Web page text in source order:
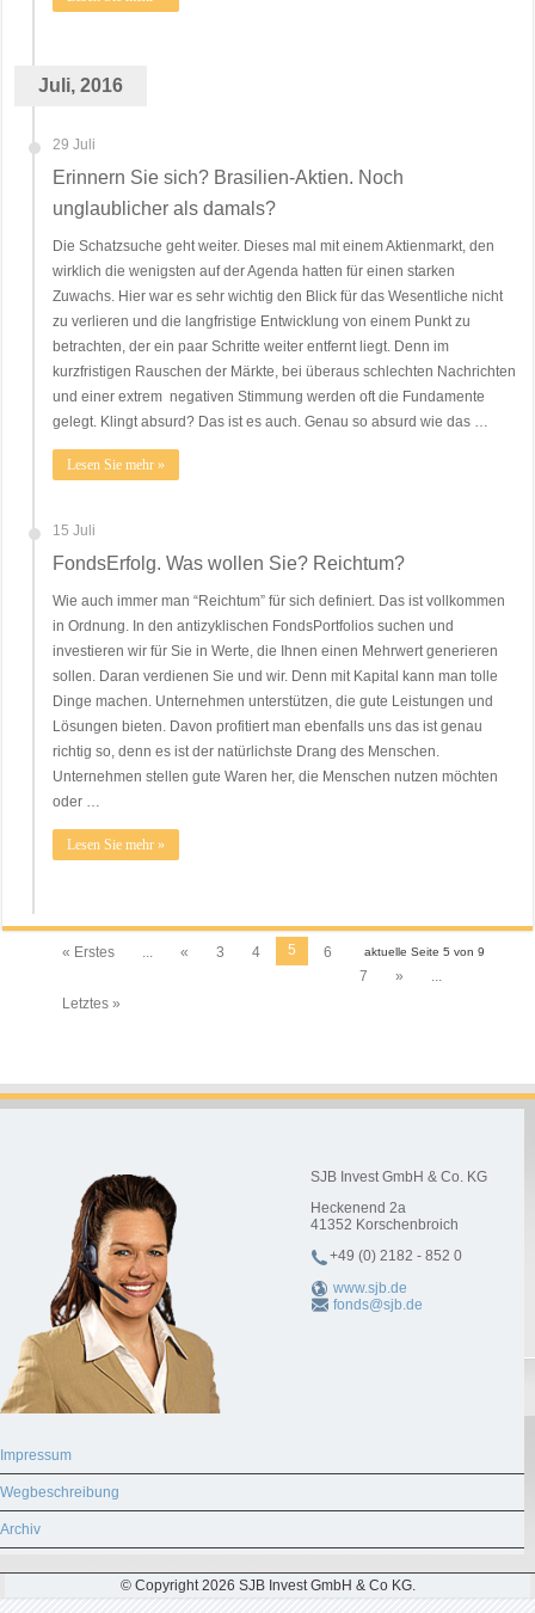
Juli, 2016
29 Juli
Erinnern Sie sich? Brasilien-Aktien. Noch
unglaublicher als damals?
Die Schatzsuche geht weiter. Dieses mal mit einem Aktienmarkt, den
wirklich die wenigsten auf der Agenda hatten für einen starken
Zuwachs. Hier war es sehr wichtig den Blick für das Wesentliche nicht
zu verlieren und die langfristige Entwicklung von einem Punkt zu
betrachten, der ein paar Schritte weiter entfernt liegt. Denn im
kurzfristigen Rauschen der Märkte, bei überaus schlechten Nachrichten
und einer extrem negativen Stimmung werden oft die Fundamente
gelegt. Klingt absurd? Das ist es auch. Genau so absurd wie das …
Lesen Sie mehr »
15 Juli
FondsErfolg. Was wollen Sie? Reichtum?
Wie auch immer man “Reichtum” für sich definiert. Das ist vollkommen
in Ordnung. In den antizyklischen FondsPortfolios suchen und
investieren wir für Sie in Werte, die Ihnen einen Mehrwert generieren
sollen. Daran verdienen Sie und wir. Denn mit Kapital kann man tolle
Dinge machen. Unternehmen unterstützen, die gute Leistungen und
Lösungen bieten. Davon profitiert man ebenfalls uns das ist genau
richtig so, denn es ist der natürlichste Drang des Menschen.
Unternehmen stellen gute Waren her, die Menschen nutzen möchten
oder …
Lesen Sie mehr »
aktuelle Seite 5 von 9
« Erstes ... « 3 4 5
6
7
»
...
Letztes »
SJB Invest GmbH & Co. KG
Heckenend 2a
41352 Korschenbroich
+49 (0) 2182 - 852 0
www.sjb.de
fonds@sjb.de
Impressum
Wegbeschreibung
Archiv
© Copyright 2026 SJB Invest GmbH & Co KG.